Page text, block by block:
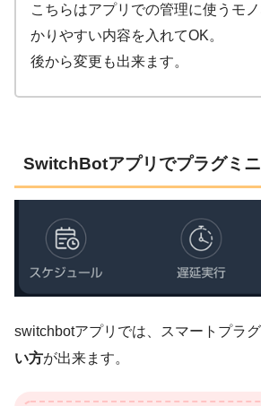
こちらはアプリでの管理に使うモ
かりやすい内容を入れてOK。
後から変更も出来ます。
SwitchBotアプリでプラグミ
switchbotアプリでは、スマートプラ
い方が出来ます。